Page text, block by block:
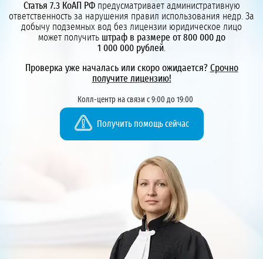
Статья 7.3 КоАП РФпредусматривает административную
ответственность за нарушения правил использования недр. За
добычу подземных вод без лицензии юридическое лицо
может получить штраф в размере от 800 000 до
1 000 000 рублей
Проверка уже началась или скоро ожидается? Срочно
получите лицензию!
Колл-центр на связи с 9:00 до 19:00
Получить помощь сейчас